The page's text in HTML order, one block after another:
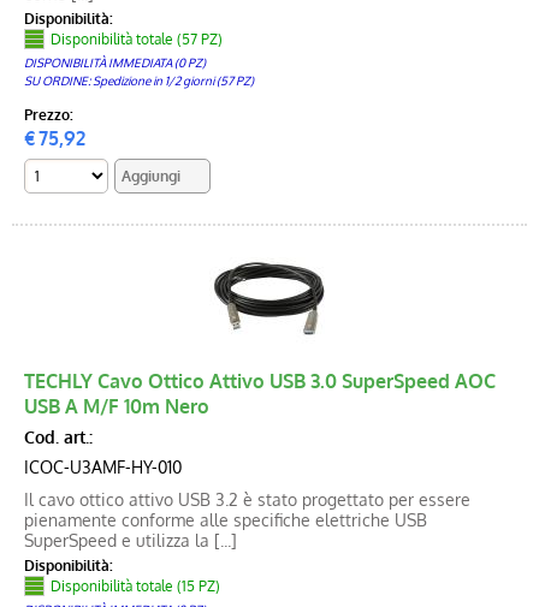
Disponibilità:
Disponibilità totale (57 PZ)
DISPONIBILITÀ IMMEDIATA (0 PZ)
SU ORDINE: Spedizione in 1/2 giorni (57 PZ)
Prezzo:
€75,92
TECHLY Cavo Ottico Attivo USB 3.0 SuperSpeed AOC
USB A M/F 10m Nero
Cod. art.:
ICOC-U3AMF-HY-010
Il cavo ottico attivo USB 3.2 è stato progettato per essere
pienamente conforme alle specifiche elettriche USB
SuperSpeed e utilizza la [...]
Disponibilità:
Disponibilità totale (15 PZ)